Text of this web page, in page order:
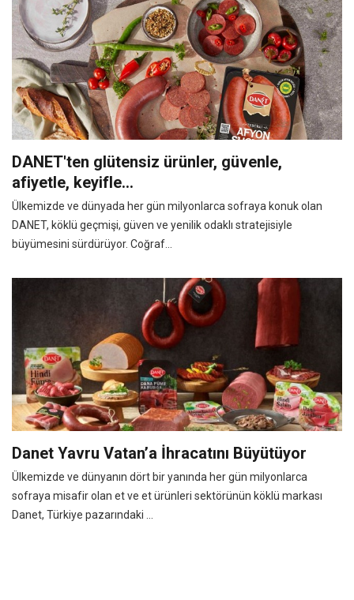
DANET'ten glütensiz ürünler, güvenle,
afiyetle, keyifle...
Ülkemizde ve dünyada her gün milyonlarca sofraya konuk olan
DANET, köklü geçmişi, güven ve yenilik odaklı stratejisiyle
büyümesini sürdürüyor. Coğraf...
Danet Yavru Vatan’a İhracatını Büyütüyor
Ülkemizde ve dünyanın dört bir yanında her gün milyonlarca
sofraya misafir olan et ve et ürünleri sektörünün köklü markası
Danet, Türkiye pazarındaki ...